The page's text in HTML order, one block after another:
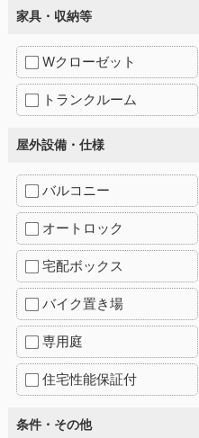
家具・収納等
Wクローゼット
トランクルーム
屋外設備・仕様
バルコニー
オートロック
宅配ボックス
バイク置き場
専用庭
住宅性能保証付
条件・その他